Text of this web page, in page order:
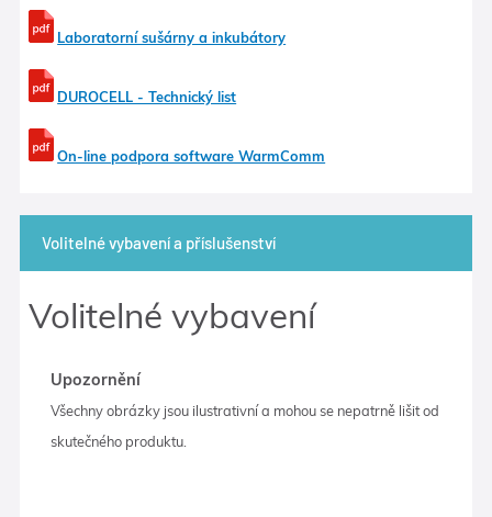
Laboratorní sušárny a inkubátory
DUROCELL - Technický list
On-line podpora software WarmComm
Volitelné vybavení a příslušenství
Volitelné vybavení
Upozornění
Všechny obrázky jsou ilustrativní a mohou se nepatrně lišit od
skutečného produktu.